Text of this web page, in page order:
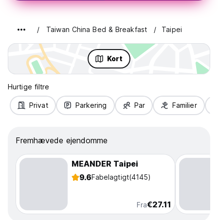
Taiwan China Bed & Breakfast Taipei
Kort
Hurtige filtre
Privat Parkering Par Familier
Fremhævede ejendomme
MEANDER Taipei
9.6Fabelagtigt(4145)
Fra€27.11